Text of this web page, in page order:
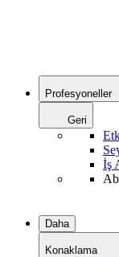
Profesyoneller
Geri
İş
Daha
Konaklama